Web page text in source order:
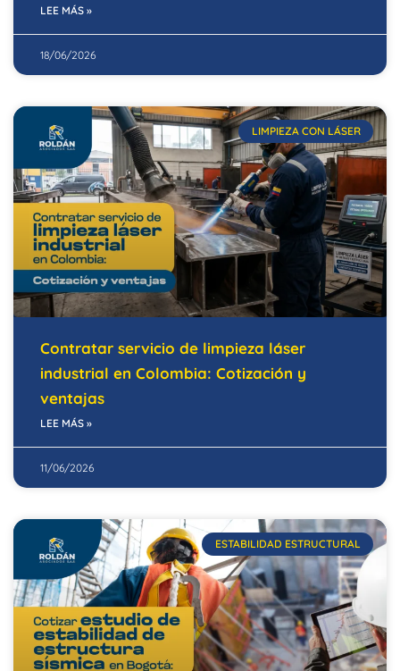
LEE MÁS »
18/06/2026
LIMPIEZA CON LÁSER
Contratar servicio de limpieza láser
industrial en Colombia: Cotización y
ventajas
LEE MÁS »
11/06/2026
ESTABILIDAD ESTRUCTURAL